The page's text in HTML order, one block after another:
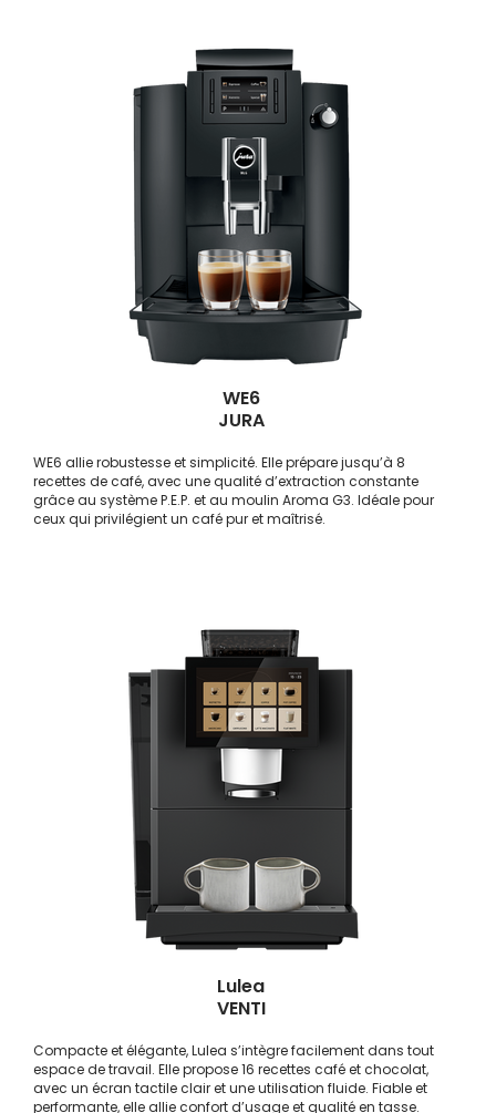
WE6
JURA
WE6 allie robustesse et simplicité. Elle prépare jusqu’à 8
recettes de café, avec une qualité d’extraction constante
grâce au système P.E.P. et au moulin Aroma G3. Idéale pour
ceux qui privilégient un café pur et maîtrisé.
Lulea
VENTI
Compacte et élégante, Lulea s’intègre facilement dans tout
espace de travail. Elle propose 16 recettes café et chocolat,
avec un écran tactile clair et une utilisation fluide. Fiable et
performante, elle allie confort d’usage et qualité en tasse.